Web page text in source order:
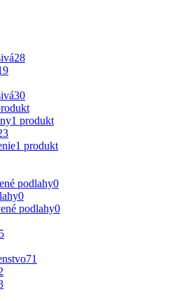
28
30
1 produkt
1 produkt
podlahy0
0
podlahy0
71